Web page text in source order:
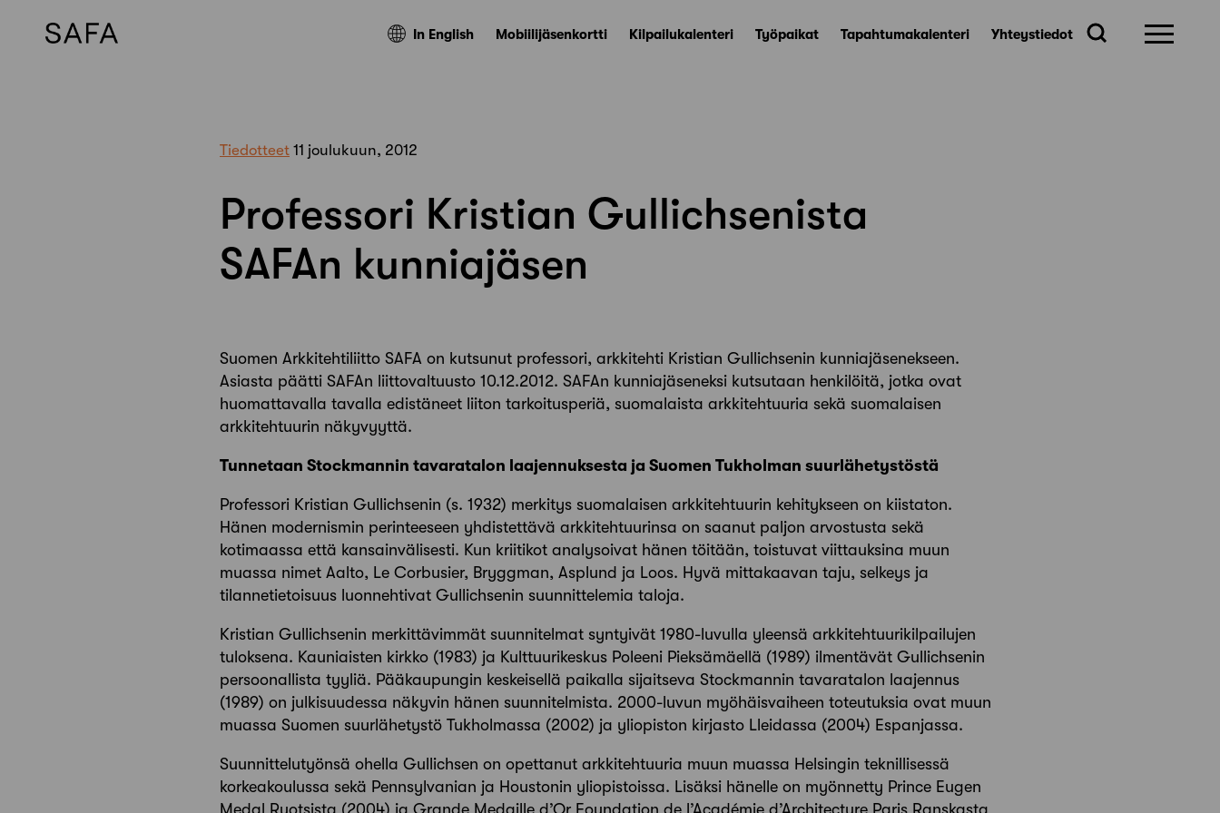
In English Mobiilijäsenkortti Kilpailukalenteri Työpaikat Tapahtumakalenteri Yhteystiedot
Tiedotteet 11 joulukuun, 2012
Professori Kristian Gullichsenista
SAFAn kunniajäsen
Suomen Arkkitehtiliitto SAFA on kutsunut professori, arkkitehti Kristian Gullichsenin kunniajäsenekseen.
Asiasta päätti SAFAn liittovaltuusto 10.12.2012. SAFAn kunniajäseneksi kutsutaan henkilöitä, jotka ovat
huomattavalla tavalla edistäneet liiton tarkoitusperiä, suomalaista arkkitehtuuria sekä suomalaisen
arkkitehtuurin näkyvyyttä.
Tunnetaan Stockmannin tavaratalon laajennuksesta ja Suomen Tukholman suurlähetystöstä
Professori Kristian Gullichsenin (s. 1932) merkitys suomalaisen arkkitehtuurin kehitykseen on kiistaton.
Hänen modernismin perinteeseen yhdistettävä arkkitehtuurinsa on saanut paljon arvostusta sekä
kotimaassa että kansainvälisesti. Kun kriitikot analysoivat hänen töitään, toistuvat viittauksina muun
muassa nimet Aalto, Le Corbusier, Bryggman, Asplund ja Loos. Hyvä mittakaavan taju, selkeys ja
tilannetietoisuus luonnehtivat Gullichsenin suunnittelemia taloja.
Kristian Gullichsenin merkittävimmät suunnitelmat syntyivät 1980-luvulla yleensä arkkitehtuurikilpailujen
tuloksena. Kauniaisten kirkko (1983) ja Kulttuurikeskus Poleeni Pieksämäellä (1989) ilmentävät Gullichsenin
persoonallista tyyliä. Pääkaupungin keskeisellä paikalla sijaitseva Stockmannin tavaratalon laajennus
(1989) on julkisuudessa näkyvin hänen suunnitelmista. 2000-luvun myöhäisvaiheen toteutuksia ovat muun
muassa Suomen suurlähetystö Tukholmassa (2002) ja yliopiston kirjasto Lleidassa (2004) Espanjassa.
Suunnittelutyönsä ohella Gullichsen on opettanut arkkitehtuuria muun muassa Helsingin teknillisessä
korkeakoulussa sekä Pennsylvanian ja Houstonin yliopistoissa. Lisäksi hänelle on myönnetty Prince Eugen